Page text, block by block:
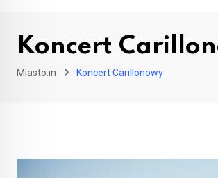
Koncert
Miasto.in Koncert Carillonowy